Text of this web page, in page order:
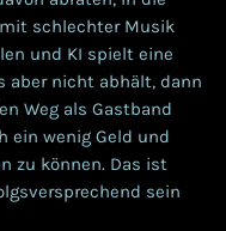
schlechter Musik
und KI spielt eine
aber nicht abhält, dann
Weg als Gastband
ein wenig Geld und
zu können. Das ist
sein